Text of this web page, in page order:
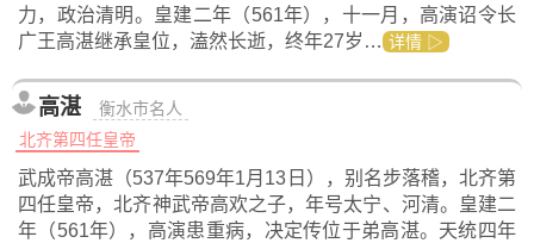
力，政治清明。皇建二年（561年），十一月，高演诏令长
广王高湛继承皇位，溘然长逝，终年27岁… 详情 ▷
高湛
衡水市名人
北齐第四任皇帝
武成帝高湛（537年569年1月13日），别名步落稽，北齐第
四任皇帝，北齐神武帝高欢之子，年号太宁、河清。皇建二
年（561年），高演患重病，决定传位于弟高湛。天统四年